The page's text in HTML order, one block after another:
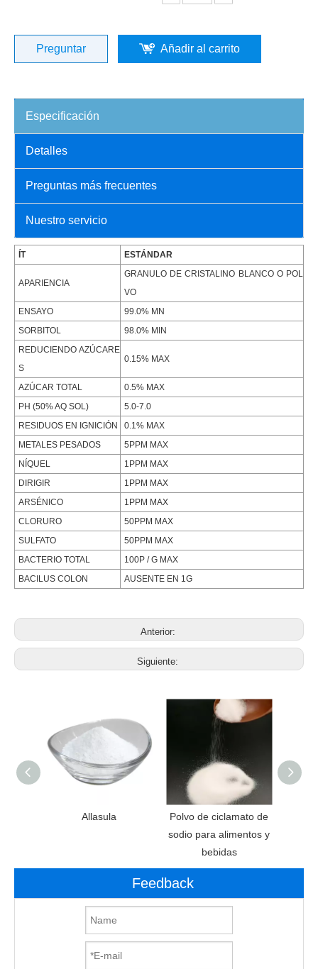
Preguntar Añadir al carrito
Especificación
Detalles
Preguntas más frecuentes
Nuestro servicio
ÍT ESTÁNDAR
APARIENCIA
GRANULO DE CRISTALINO BLANCO O POL
VO
ENSAYO
99.0% MN
SORBITOL
98.0% MIN
REDUCIENDO AZÚCARE
S
0.15% MAX
AZÚCAR TOTAL
0.5% MAX
PH (50% AQ SOL)
5.0-7.0
RESIDUOS EN IGNICIÓN
0.1% MAX
METALES PESADOS
5PPM MAX
NÍQUEL
1PPM MAX
DIRIGIR
1PPM MAX
ARSÉNICO
1PPM MAX
CLORURO
50PPM MAX
SULFATO
50PPM MAX
BACTERIO TOTAL
100P / G MAX
BACILUS COLON
AUSENTE EN 1G
Anterior:
Siguiente:
Allasula
Polvo de ciclamato de
sodio para alimentos y
bebidas
Feedback